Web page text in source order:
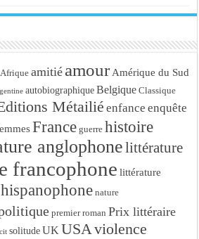
Afrique amitié amour Amérique du Sud
autobiographique Belgique Classique
Métailié enfance enquête
France guerre histoire
anglophonelittérature
francophone littérature
nature
premier roman Prix littéraire
solitude UK USAviolence